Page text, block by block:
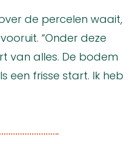
de percelen waait,
“Onder deze
van alles. De bodem
een frisse start. Ik heb